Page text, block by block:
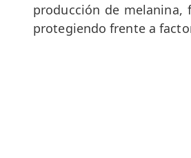
producción de melanina,
protegiendo frente a